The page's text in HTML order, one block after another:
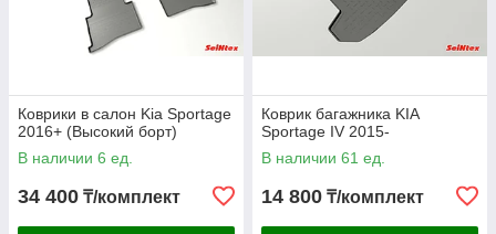
Коврики в салон Kia Sportage
2016+ (Высокий борт)
В наличии 6 ед.
34 400 ₸/комплект
Коврик багажника KIA
Sportage IV 2015-
В наличии 61 ед.
14 800 ₸/комплект